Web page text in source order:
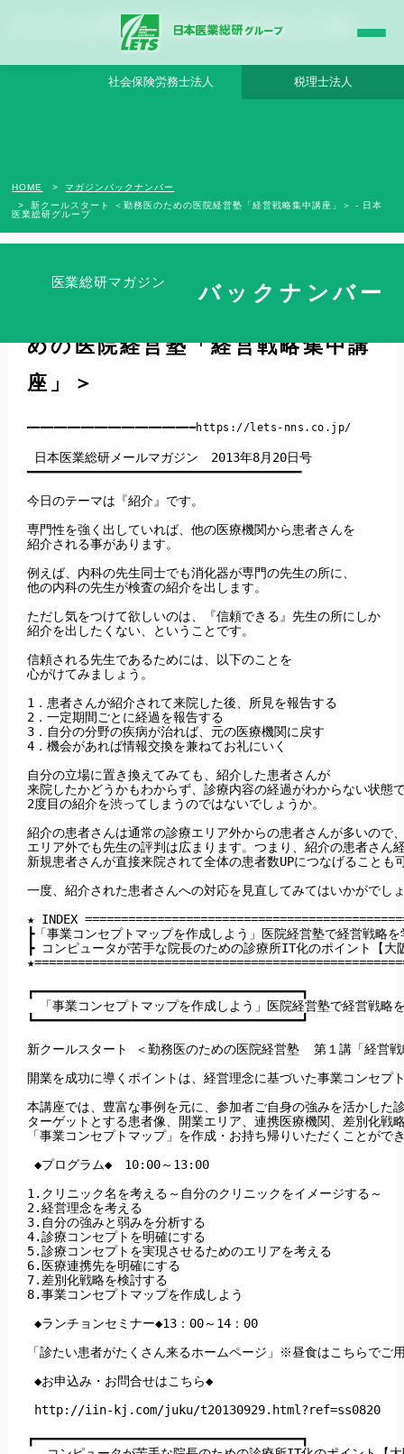
新クールスタート ＜勤務医のための医院経営塾「経営戦略集中講座」＞ - 日本医業総
研グループ |日本医業総研｜医院開業・承継・クリニック経営支援・医療モール開発
社会保険労務士法人 税理士法人
医業総研マガジン バックナンバー
HOME
マガジンバックナンバー
新クールスタート ＜勤務医のための医院経営塾「経営戦略集中講座」＞ - 日本
医業総研グループ
新クールスタート ＜勤務医のた
めの医院経営塾「経営戦略集中講
座」＞
━━━━━━━━━━━━━━━━━━━━━━━━━https://lets-nns.co.jp/
日本医業総研メールマガジン　2013年8月20日号
━━━━━━━━━━━━━━━━━━━━━━━━━━━━━━━━━━━━━━
今日のテーマは『紹介』です。
専門性を強く出していれば、他の医療機関から患者さんを
紹介される事があります。
例えば、内科の先生同士でも消化器が専門の先生の所に、
他の内科の先生が検査の紹介を出します。
ただし気をつけて欲しいのは、『信頼できる』先生の所にしか
紹介を出したくない、ということです。
信頼される先生であるためには、以下のことを
心がけてみましょう。
1．患者さんが紹介されて来院した後、所見を報告する
2．一定期間ごとに経過を報告する
3．自分の分野の疾病が治れば、元の医療機関に戻す
4．機会があれば情報交換を兼ねてお礼にいく
自分の立場に置き換えてみても、紹介した患者さんが
来院したかどうかもわからず、診療内容の経過がわからない状態
2度目の紹介を渋ってしまうのではないでしょうか。
紹介の患者さんは通常の診療エリア外からの患者さんが多いので
エリア外でも先生の評判は広まります。つまり、紹介の患者さん
新規患者さんが直接来院されて全体の患者数UPにつなげることも
一度、紹介された患者さんへの対応を見直してみてはいかがでし
★ INDEX
┣「事業コンセプトマップを作成しよう」医院経営塾で経営戦略
┣ コンピュータが苦手な院長のための診療所IT化のポイント【大
┏━━━━━━━━━━━━━━━━━━━━━━━━━━━━━━━━━━━━━┓
「事業コンセプトマップを作成しよう」医院経営塾で経営戦略
┗━━━━━━━━━━━━━━━━━━━━━━━━━━━━━━━━━━━━━┛
新クールスタート ＜勤務医のための医院経営塾  第１講「経営
開業を成功に導くポイントは、経営理念に基づいた事業コンセプ
本講座では、豊富な事例を元に、参加者ご自身の強みを活かした
ターゲットとする患者像、開業エリア、連携医療機関、差別化戦
「事業コンセプトマップ」を作成・お持ち帰りいただくことがで
◆プログラム◆　10:00～13:00
1.クリニック名を考える～自分のクリニックをイメージする～
2.経営理念を考える
3.自分の強みと弱みを分析する
4.診療コンセプトを明確にする
5.診療コンセプトを実現させるためのエリアを考える
6.医療連携先を明確にする
7.差別化戦略を検討する
8.事業コンセプトマップを作成しよう
◆ランチョンセミナー◆13：00～14：00
「診たい患者がたくさん来るホームページ」※昼食はこちらでご
◆お申込み・お問合せはこちら◆
http://iin-kj.com/juku/t20130929.html?ref=ss0820
┏━━━━━━━━━━━━━━━━━━━━━━━━━━━━━━━━━━━━━┓